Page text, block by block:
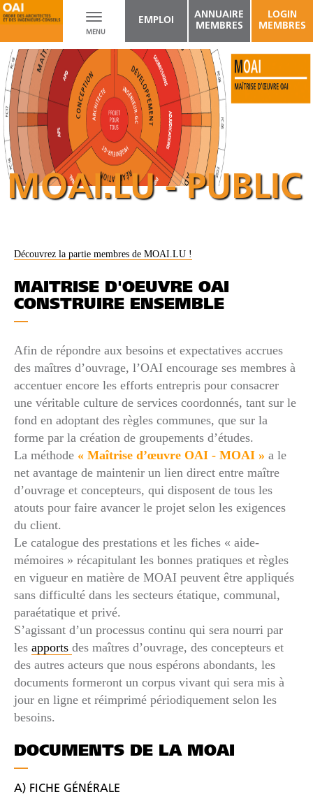
Toggle
navigation
MENU
EMPLOI
ANNUAIRE
MEMBRES
LOGIN
MEMBRES
MOAI.LU - PUBLIC
Découvrez la partie membres de MOAI.LU !
MAITRISE D'OEUVRE OAI
CONSTRUIRE ENSEMBLE
Afin de répondre aux besoins et expectatives accrues
des maîtres d’ouvrage, l’OAI encourage ses membres à
accentuer encore les efforts entrepris pour consacrer
une véritable culture de services coordonnés, tant sur le
fond en adoptant des règles communes, que sur la
forme par la création de groupements d’études.
La méthode « Maîtrise d’œuvre OAI - MOAI » a le
net avantage de maintenir un lien direct entre maître
d’ouvrage et concepteurs, qui disposent de tous les
atouts pour faire avancer le projet selon les exigences
du client.
Le catalogue des prestations et les fiches « aide-
mémoires » récapitulant les bonnes pratiques et règles
en vigueur en matière de MOAI peuvent être appliqués
sans difficulté dans les secteurs étatique, communal,
paraétatique et privé.
S’agissant d’un processus continu qui sera nourri par
les apports des maîtres d’ouvrage, des concepteurs et
des autres acteurs que nous espérons abondants, les
documents formeront un corpus vivant qui sera mis à
jour en ligne et réimprimé périodiquement selon les
besoins.
DOCUMENTS DE LA MOAI
A) FICHE GÉNÉRALE